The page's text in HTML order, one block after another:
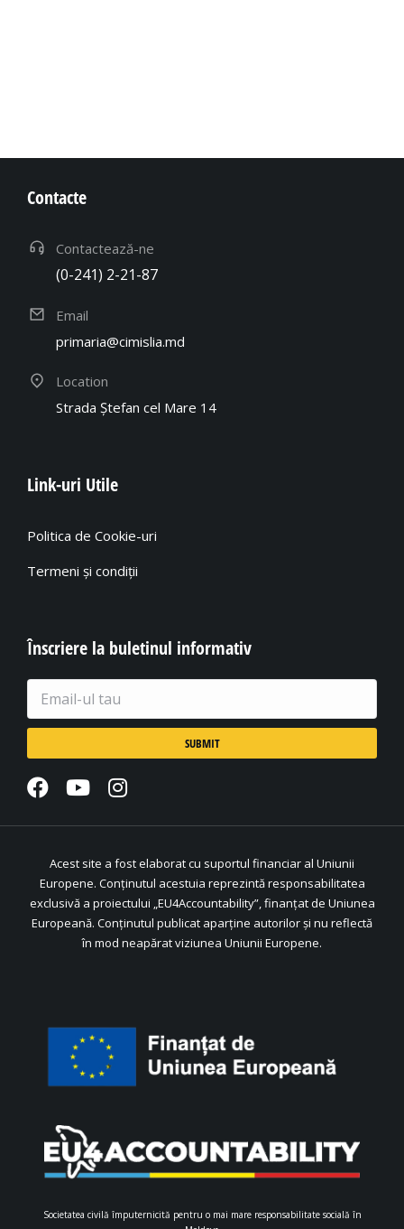
Contacte
Contactează-ne
(0-241) 2-21-87
Email
primaria@cimislia.md
Location
Strada Ștefan cel Mare 14
Link-uri Utile
Politica de Cookie-uri
Termeni și condiții
Înscriere la buletinul informativ
Societatea civilă împuternicită pentru o mai mare responsabilitate socială în
Acest site a fost elaborat cu suportul financiar al Uniunii
Europene. Conținutul acestuia reprezintă responsabilitatea
exclusivă a proiectului „EU4Accountability”, finanțat de Uniunea
Europeană. Conținutul publicat aparține autorilor și nu reflectă
în mod neapărat viziunea Uniunii Europene.